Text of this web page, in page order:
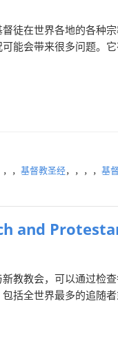
徒在世界各地的各种
可能会带来很多问题。
， 基督教圣经，，，， 基
and
教教会，可以通过检
括全世界最多的追随